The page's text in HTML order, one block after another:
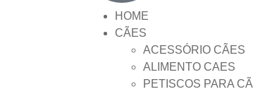
HOME
CÃES
ACESSÓRIO CÃES
ALIMENTO CAES
PETISCOS PARA